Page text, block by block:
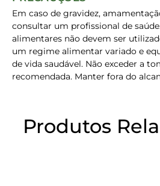
Em caso de gravidez,
consultar um profissional de
alimentares não devem ser
um regime alimentar variado e
de vida saudável. Não exceder a
recomendada. Manter fora do
Produtos